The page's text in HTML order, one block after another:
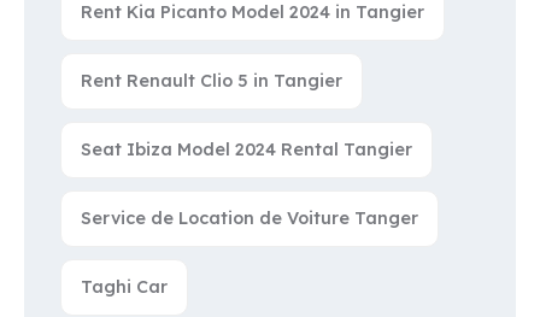
Rent Kia Picanto Model 2024 in Tangier
Rent Renault Clio 5 in Tangier
Seat Ibiza Model 2024 Rental Tangier
Service de Location de Voiture Tanger
Taghi Car